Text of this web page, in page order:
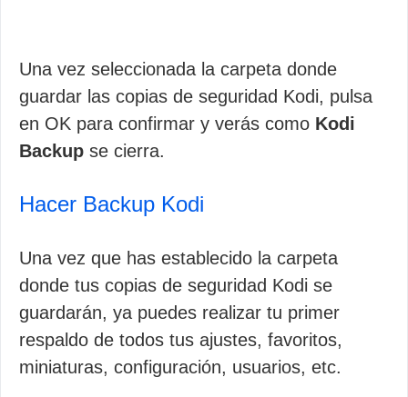
Una vez seleccionada la carpeta donde
guardar las copias de seguridad Kodi, pulsa
en OK para confirmar y verás como Kodi
Backup se cierra.
Hacer Backup Kodi
Una vez que has establecido la carpeta
donde tus copias de seguridad Kodi se
guardarán, ya puedes realizar tu primer
respaldo de todos tus ajustes, favoritos,
miniaturas, configuración, usuarios, etc.